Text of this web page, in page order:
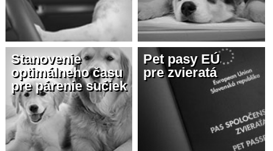
Stanovenie
optimálneho času
pre párenie sučiek
Pet pasy EÚ
pre zvieratá